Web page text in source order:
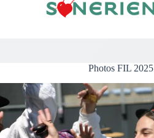
Photos FIL 2025